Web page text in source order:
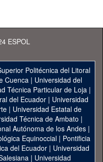
ESPOL
Politécnica del Litoral
Cuenca| Universidad del
Técnica Particular de Loja|
del Ecuador| Universidad
| Universidad Estatal de
Técnica de Ambato |
Autónoma de los Andes|
Equinoccial| Pontificia
del Ecuador | Universidad
| Universidad